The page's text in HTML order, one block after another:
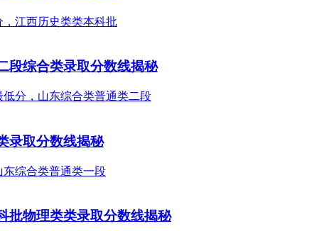
段综合类录取分数线揭秘
录取分数线揭秘
批物理类类录取分数线揭秘